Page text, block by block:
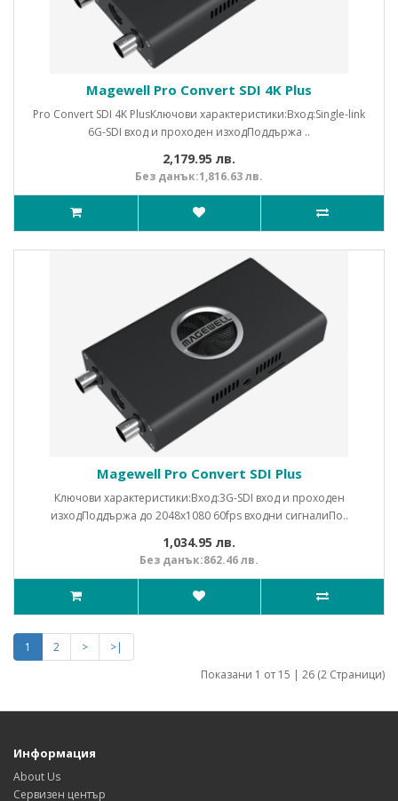
Magewell Pro Convert SDI 4K Plus
Pro Convert SDI 4K PlusКлючови характеристики:Вход:Single-link
6G-SDI вход и проходен изходПоддържа ..
2,179.95 лв.
Без данък:1,816.63 лв.
Magewell Pro Convert SDI Plus
Ключови характеристики:Вход:3G-SDI вход и проходен
изходПоддържа до 2048x1080 60fps входни сигналиПо..
1,034.95 лв.
Без данък:862.46 лв.
1 2 >
>|
Показани 1 от 15 | 26 (2 Страници)
Информация
About Us
Сервизен център